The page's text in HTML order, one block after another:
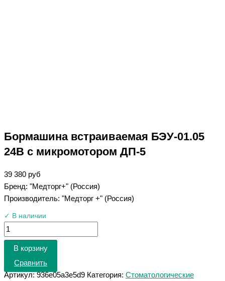
Бормашина встраиваемая БЭУ-01.05
24В с микромотором ДП-5
39 380 руб
Бренд: "Медторг+" (Россия)
Производитель: "Медторг +" (Россия)
✓ В наличии
В корзину
Сравнить
Артикул:936e05a3e5d9 Категория: Стоматологические